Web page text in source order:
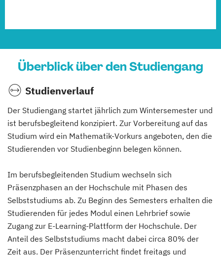
Überblick über den Studiengang
Studienverlauf
Der Studiengang startet jährlich zum Wintersemester und
ist berufsbegleitend konzipiert. Zur Vorbereitung auf das
Studium wird ein Mathematik-Vorkurs angeboten, den die
Studierenden vor Studienbeginn belegen können.
Im berufsbegleitenden Studium wechseln sich
Präsenzphasen an der Hochschule mit Phasen des
Selbststudiums ab. Zu Beginn des Semesters erhalten die
Studierenden für jedes Modul einen Lehrbrief sowie
Zugang zur E-Learning-Plattform der Hochschule. Der
Anteil des Selbststudiums macht dabei circa 80% der
Zeit aus. Der Präsenzunterricht findet freitags und